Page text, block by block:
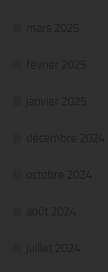
mars 2025
février 2025
janvier 2025
décembre 2024
octobre 2024
août 2024
juillet 2024